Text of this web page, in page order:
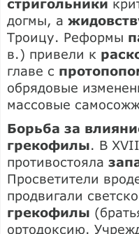
стригольники
догмы, а
Троицу. Реформы
в.) привели к
главе с
обрядовые
массовые
Борьба за
грекофилы. В
противостояла
Просветители
продвигали
грекофилы
ортодоксию.